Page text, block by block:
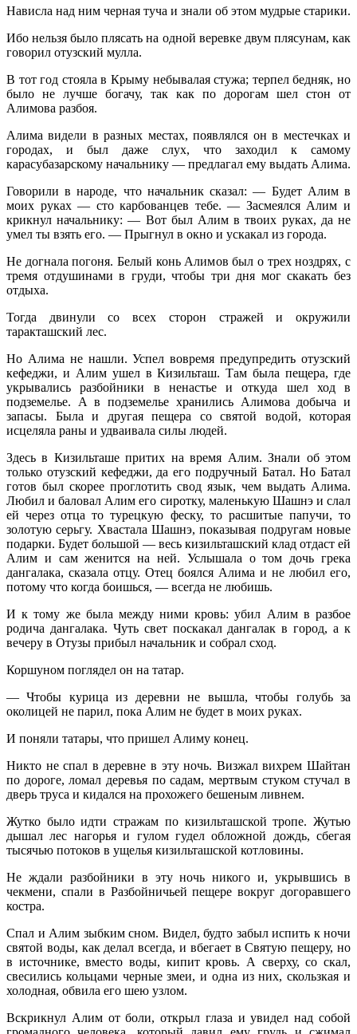
Нависла над ним черная туча и знали об этом мудрые старики.
Ибо нельзя было плясать на одной веревке двум плясунам, как
говорил отузский мулла.
В тот год стояла в Крыму небывалая стужа; терпел бедняк, но
было не лучше богачу, так как по дорогам шел стон от
Алимова разбоя.
Алима видели в разных местах, появлялся он в местечках и
городах, и был даже слух, что заходил к самому
карасубазарскому начальнику — предлагал ему выдать Алима.
Говорили в народе, что начальник сказал: — Будет Алим в
моих руках — сто карбованцев тебе. — Засмеялся Алим и
крикнул начальнику: — Вот был Алим в твоих руках, да не
умел ты взять его. — Прыгнул в окно и ускакал из города.
Не догнала погоня. Белый конь Алимов был о трех ноздрях, с
тремя отдушинами в груди, чтобы три дня мог скакать без
отдыха.
Тогда двинули со всех сторон стражей и окружили
таракташский лес.
Но Алима не нашли. Успел вовремя предупредить отузский
кефеджи, и Алим ушел в Кизильташ. Там была пещера, где
укрывались разбойники в ненастье и откуда шел ход в
подземелье. А в подземелье хранились Алимова добыча и
запасы. Была и другая пещера со святой водой, которая
исцеляла раны и удваивала силы людей.
Здесь в Кизильташе притих на время Алим. Знали об этом
только отузский кефеджи, да его подручный Батал. Но Батал
готов был скорее проглотить свод язык, чем выдать Алима.
Любил и баловал Алим его сиротку, маленькую Шашнэ и слал
ей через отца то турецкую феску, то расшитые папучи, то
золотую серьгу. Хвастала Шашнэ, показывая подругам новые
подарки. Будет большой — весь кизильташский клад отдаст ей
Алим и сам женится на ней. Услышала о том дочь грека
дангалака, сказала отцу. Отец боялся Алима и не любил его,
потому что когда боишься, — всегда не любишь.
И к тому же была между ними кровь: убил Алим в разбое
родича дангалака. Чуть свет поскакал дангалак в город, а к
вечеру в Отузы прибыл начальник и собрал сход.
Коршуном поглядел он на татар.
— Чтобы курица из деревни не вышла, чтобы голубь за
околицей не парил, пока Алим не будет в моих руках.
И поняли татары, что пришел Алиму конец.
Никто не спал в деревне в эту ночь. Визжал вихрем Шайтан
по дороге, ломал деревья по садам, мертвым стуком стучал в
дверь труса и кидался на прохожего бешеным ливнем.
Жутко было идти стражам по кизильташской тропе. Жутью
дышал лес нагорья и гулом гудел обложной дождь, сбегая
тысячью потоков в ущелья кизильташской котловины.
Не ждали разбойники в эту ночь никого и, укрывшись в
чекмени, спали в Разбойничьей пещере вокруг догоравшего
костра.
Спал и Алим зыбким сном. Видел, будто забыл испить к ночи
святой воды, как делал всегда, и вбегает в Святую пещеру, но
в источнике, вместо воды, кипит кровь. А сверху, со скал,
свесились кольцами черные змеи, и одна из них, скользкая и
холодная, обвила его шею узлом.
Вскрикнул Алим от боли, открыл глаза и увидел над собой